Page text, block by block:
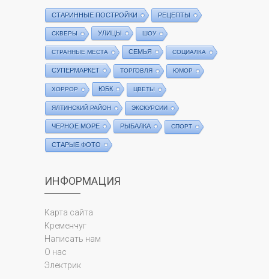
СТАРИННЫЕ ПОСТРОЙКИ РЕЦЕПТЫ
СКВЕРЫ УЛИЦЫ ШОУ
СТРАННЫЕ МЕСТА СЕМЬЯ СОЦИАЛКА
СУПЕРМАРКЕТ ТОРГОВЛЯ ЮМОР
ХОРРОР ЮБК ЦВЕТЫ
ЯЛТИНСКИЙ РАЙОН ЭКСКУРСИИ
ЧЕРНОЕ МОРЕ РЫБАЛКА СПОРТ
СТАРЫЕ ФОТО
ИНФОРМАЦИЯ
Карта сайта
Кременчуг
Написать нам
О нас
Электрик